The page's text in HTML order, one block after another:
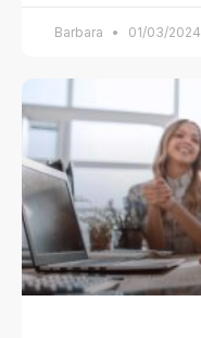
Barbara 01/03/2024